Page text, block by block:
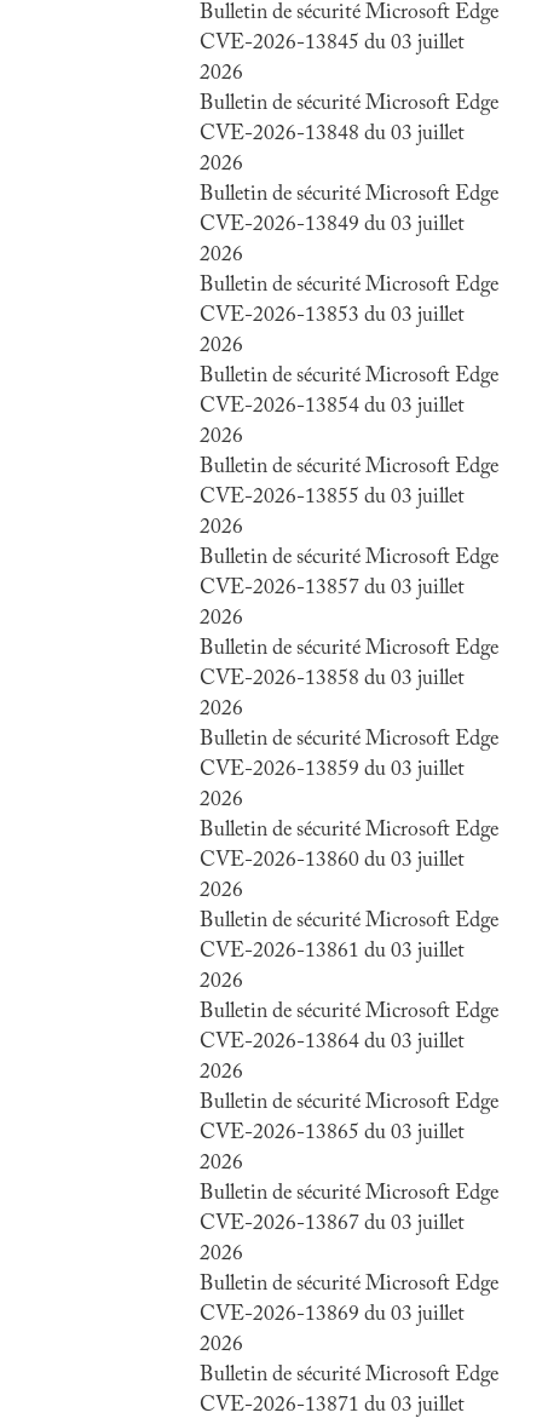
Bulletin de sécurité Microsoft Edge
CVE-2026-13845 du 03 juillet
2026
Bulletin de sécurité Microsoft Edge
CVE-2026-13848 du 03 juillet
2026
Bulletin de sécurité Microsoft Edge
CVE-2026-13849 du 03 juillet
2026
Bulletin de sécurité Microsoft Edge
CVE-2026-13853 du 03 juillet
2026
Bulletin de sécurité Microsoft Edge
CVE-2026-13854 du 03 juillet
2026
Bulletin de sécurité Microsoft Edge
CVE-2026-13855 du 03 juillet
2026
Bulletin de sécurité Microsoft Edge
CVE-2026-13857 du 03 juillet
2026
Bulletin de sécurité Microsoft Edge
CVE-2026-13858 du 03 juillet
2026
Bulletin de sécurité Microsoft Edge
CVE-2026-13859 du 03 juillet
2026
Bulletin de sécurité Microsoft Edge
CVE-2026-13860 du 03 juillet
2026
Bulletin de sécurité Microsoft Edge
CVE-2026-13861 du 03 juillet
2026
Bulletin de sécurité Microsoft Edge
CVE-2026-13864 du 03 juillet
2026
Bulletin de sécurité Microsoft Edge
CVE-2026-13865 du 03 juillet
2026
Bulletin de sécurité Microsoft Edge
CVE-2026-13867 du 03 juillet
2026
Bulletin de sécurité Microsoft Edge
CVE-2026-13869 du 03 juillet
2026
Bulletin de sécurité Microsoft Edge
CVE-2026-13871 du 03 juillet